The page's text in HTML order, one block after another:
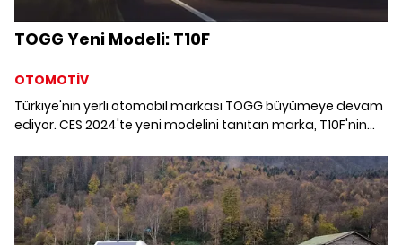
TOGG Yeni Modeli: T10F
OTOMOTİV
Türkiye'nin yerli otomobil markası TOGG büyümeye devam
ediyor. CES 2024'te yeni modelini tanıtan marka, T10F'nin
satılmaya başlanacağını duyurdu.